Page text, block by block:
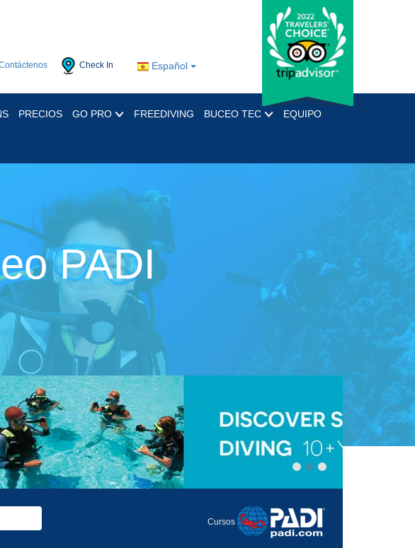
Español
Check In
PRECIOS GO PRO FREEDIVING BUCEO TEC EQUIPO
PADI
Cursos